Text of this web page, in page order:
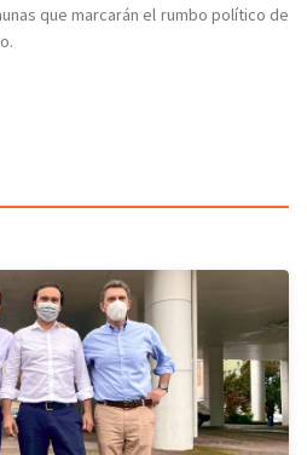
que marcarán el rumbo político de